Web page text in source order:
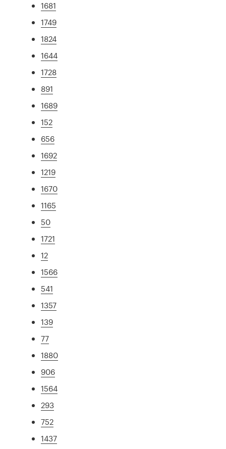
1681
1749
1824
1644
1728
891
1689
152
656
1692
1219
1670
1165
50
1721
12
1566
541
1357
139
77
1880
906
1564
293
752
1437